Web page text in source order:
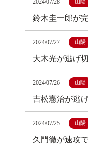
2024/07/28 山陽
鈴木圭一郎が
2024/07/27 山陽
大木光が逃げ
2024/07/26 山陽
吉松憲治が逃
2024/07/25 山陽
久門徹が速攻